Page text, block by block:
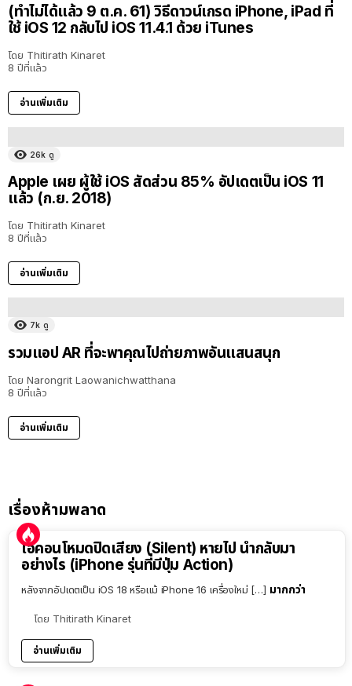
(ทำไม่ได้แล้ว 9 ต.ค. 61) วิธีดาวน์เกรด iPhone, iPad ที่
ใช้ iOS 12 กลับไป iOS 11.4.1 ด้วย iTunes
โดย Thitirath Kinaret
8 ปีที่แล้ว
อ่านเพิ่มเติม
26k ดู
Apple เผย ผู้ใช้ iOS สัดส่วน 85% อัปเดตเป็น iOS 11
แล้ว (ก.ย. 2018)
โดย Thitirath Kinaret
8 ปีที่แล้ว
อ่านเพิ่มเติม
7k ดู
รวมแอป AR ที่จะพาคุณไปถ่ายภาพอันแสนสนุก
โดย Narongrit Laowanichwatthana
8 ปีที่แล้ว
อ่านเพิ่มเติม
เรื่องห้ามพลาด
ไอคอนโหมดปิดเสียง (Silent) หายไป นำกลับมา
อย่างไร (iPhone รุ่นที่มีปุ่ม Action)
หลังจากอัปเดตเป็น iOS 18 หรือแม้ iPhone 16 เครื่องใหม่ […] มากกว่า
โดย Thitirath Kinaret
อ่านเพิ่มเติม